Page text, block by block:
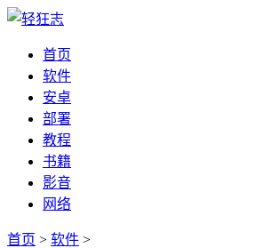
首页
软件
安卓
部署
教程
书籍
影音
网络
首页 > 软件 >